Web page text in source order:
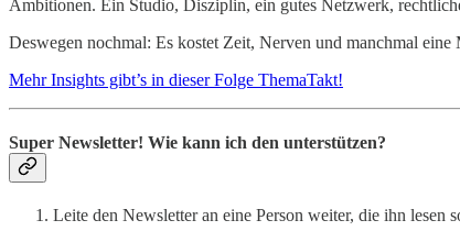
Ambitionen. Ein Studio, Disziplin, ein gutes Netzwerk,
Deswegen nochmal: Es kostet Zeit, Nerven und manchmal
Mehr Insights gibt’s in dieser Folge ThemaTakt!
Super Newsletter! Wie kann ich den unterstützen?
Leite den Newsletter an eine Person weiter, die ihn lesen